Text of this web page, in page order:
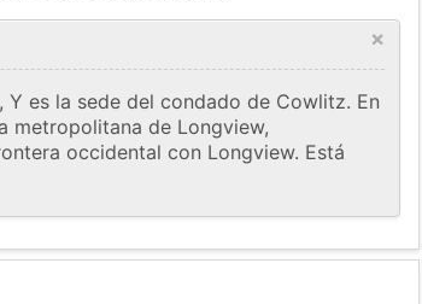
×
Y es la sede del condado de Cowlitz. En
metropolitana de Longview,
occidental con Longview. Está